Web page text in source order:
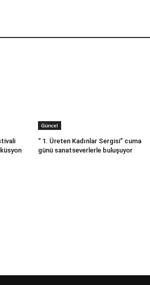
Güncel
“ 1. Üreten Kadınlar Sergisi” cuma
günü sanatseverlerle buluşuyor